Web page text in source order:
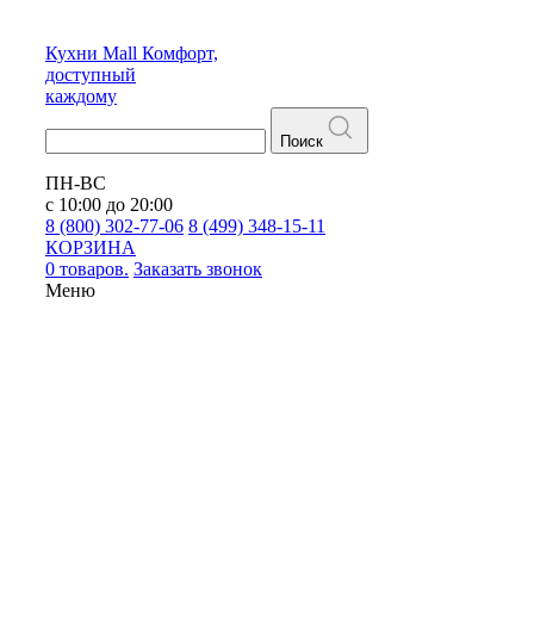
Кухни Mall Комфорт,
доступный
каждому
Поиск
ПН-ВС
с 10:00 до 20:00
8 (800) 302-77-06 8 (499) 348-15-11
КОРЗИНА
0 товаров. Заказать звонок
Меню